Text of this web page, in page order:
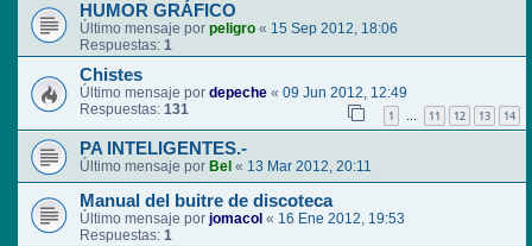
HUMOR GRÁFICO
Último mensaje por peligro « 15 Sep 2012, 18:06
Respuestas: 1
Chistes
Último mensaje por depeche « 09 Jun 2012, 12:49
Respuestas: 131 1 … 11 12 13 14
PA INTELIGENTES.-
Último mensaje por Bel « 13 Mar 2012, 20:11
Manual del buitre de discoteca
Último mensaje por jomacol « 16 Ene 2012, 19:53
Respuestas: 1